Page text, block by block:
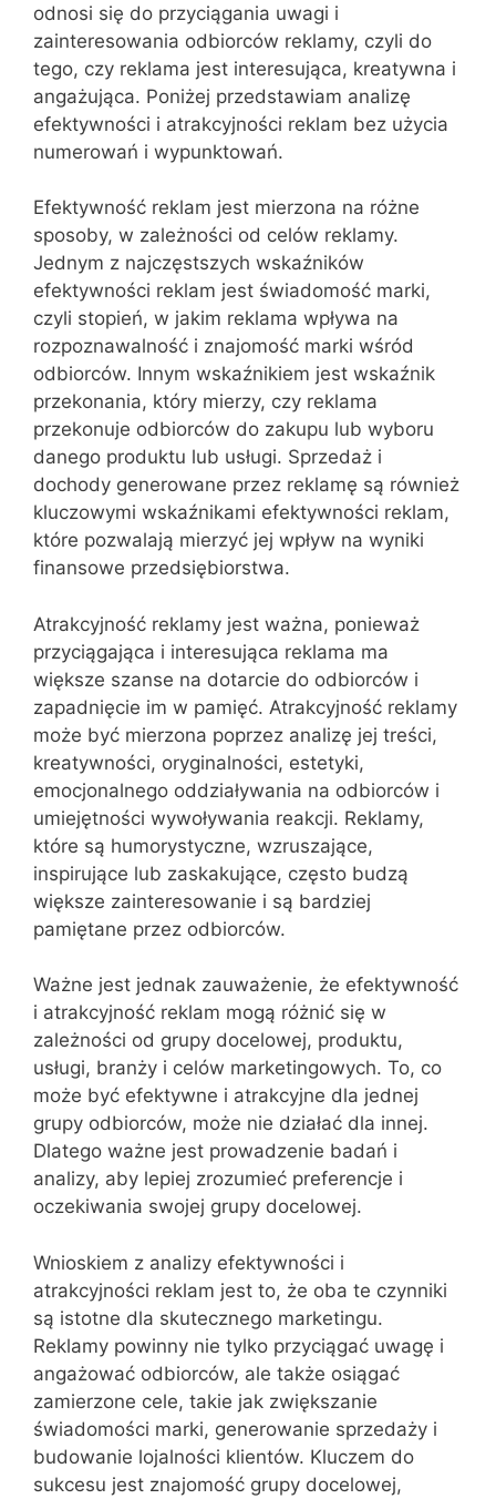
odnosi się do przyciągania uwagi i
zainteresowania odbiorców reklamy, czyli do
tego, czy reklama jest interesująca, kreatywna i
angażująca. Poniżej przedstawiam analizę
efektywności i atrakcyjności reklam bez użycia
numerowań i wypunktowań.
Efektywność reklam jest mierzona na różne
sposoby, w zależności od celów reklamy.
Jednym z najczęstszych wskaźników
efektywności reklam jest świadomość marki,
czyli stopień, w jakim reklama wpływa na
rozpoznawalność i znajomość marki wśród
odbiorców. Innym wskaźnikiem jest wskaźnik
przekonania, który mierzy, czy reklama
przekonuje odbiorców do zakupu lub wyboru
danego produktu lub usługi. Sprzedaż i
dochody generowane przez reklamę są również
kluczowymi wskaźnikami efektywności reklam,
które pozwalają mierzyć jej wpływ na wyniki
finansowe przedsiębiorstwa.
Atrakcyjność reklamy jest ważna, ponieważ
przyciągająca i interesująca reklama ma
większe szanse na dotarcie do odbiorców i
zapadnięcie im w pamięć. Atrakcyjność reklamy
może być mierzona poprzez analizę jej treści,
kreatywności, oryginalności, estetyki,
emocjonalnego oddziaływania na odbiorców i
umiejętności wywoływania reakcji. Reklamy,
które są humorystyczne, wzruszające,
inspirujące lub zaskakujące, często budzą
większe zainteresowanie i są bardziej
pamiętane przez odbiorców.
Ważne jest jednak zauważenie, że efektywność
i atrakcyjność reklam mogą różnić się w
zależności od grupy docelowej, produktu,
usługi, branży i celów marketingowych. To, co
może być efektywne i atrakcyjne dla jednej
grupy odbiorców, może nie działać dla innej.
Dlatego ważne jest prowadzenie badań i
analizy, aby lepiej zrozumieć preferencje i
oczekiwania swojej grupy docelowej.
Wnioskiem z analizy efektywności i
atrakcyjności reklam jest to, że oba te czynniki
są istotne dla skutecznego marketingu.
Reklamy powinny nie tylko przyciągać uwagę i
angażować odbiorców, ale także osiągać
zamierzone cele, takie jak zwiększanie
świadomości marki, generowanie sprzedaży i
budowanie lojalności klientów. Kluczem do
sukcesu jest znajomość grupy docelowej,